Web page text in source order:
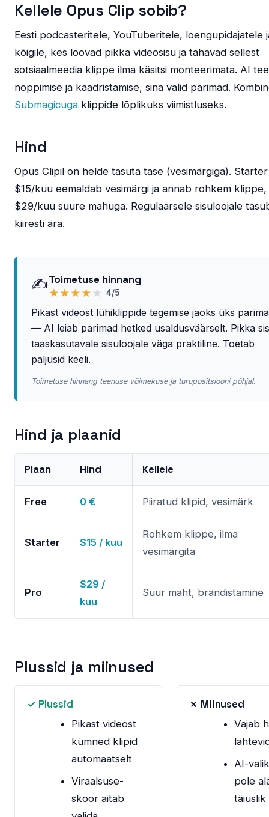
Kellele Opus Clip sobib?
Eesti podcasteritele, YouTuberitele, loengupidajatele
kõigile, kes loovad pikka videosisu ja tahavad sellest
sotsiaalmeedia klippe ilma käsitsi monteerimata. AI
noppimise ja kaadristamise, sina valid parimad.
Submagicuga klippide lõplikuks viimistluseks.
Hind
Opus Clipil on helde tasuta tase (vesimärgiga). Starter
$15/kuu eemaldab vesimärgi ja annab rohkem
$29/kuu suure mahuga. Regulaarsele sisuloojale
kiiresti ära.
✍️Toimetuse hinnang
★ ★ ★ ★ ★ 4/5
Pikast videost lühiklippide tegemise jaoks üks
— AI leiab parimad hetked usaldusväärselt. Pikka
taaskasutavale sisuloojale väga praktiline. Toetab
paljusid keeli.
Toimetuse hinnang teenuse võimekuse ja turupositsiooni põhjal.
Hind ja plaanid
Plaan Hind Kellele
Free 0 € Piiratud klipid, vesimärk
Starter $15 / kuu
Rohkem klippe, ilma
vesimärgita
Pro
$29 /
kuu
Suur maht, brändistamine
Plussid ja miinused
✓ Plussid
Pikast videost
kümned klipid
automaatselt
Viraalsuse-
skoor aitab
✗ Miinused
Vajab
AI-valik
pole
täiuslik